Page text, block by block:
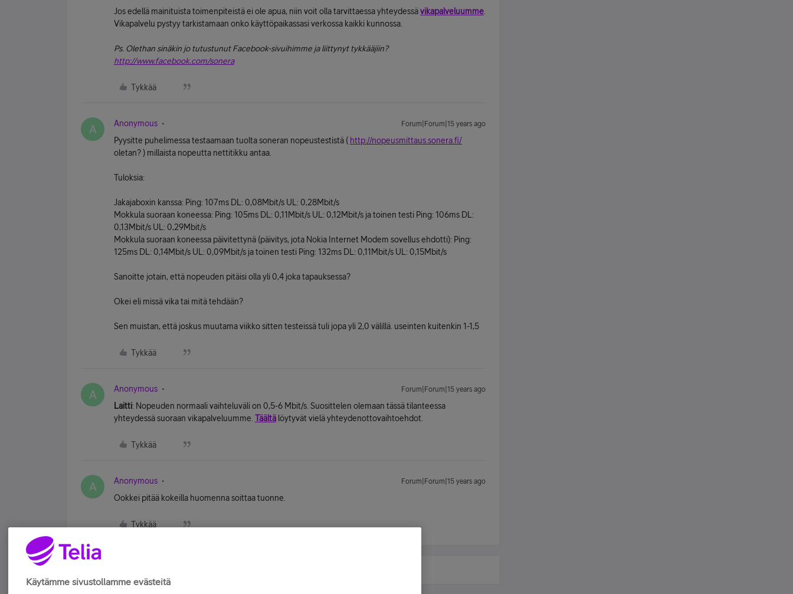
Jos edellä mainituista toimenpiteistä ei ole apua, niin voit olla tarvittaessa yhteydessävikapalveluumme
Vikapalvelu pystyy tarkistamaan onko käyttöpaikassasi verkossa kaikki kunnossa.
Ps. Olethan sinäkin jo tutustunut Facebook-sivuihimme ja liittynyt tykkääjiin?
http://www.facebook.com/sonera
Tykkää
A Anonymous Forum|Forum|15 years ago
Pyysitte puhelimessa testaamaan tuolta soneran nopeustestistä ( http://nopeusmittaus.sonera.fi/
oletan? ) millaista nopeutta nettitikku antaa.
Tuloksia:
Jakajaboxin kanssa: Ping: 107ms DL: 0,08Mbit/s UL: 0,28Mbit/s
Mokkula suoraan koneessa: Ping: 105ms DL: 0,11Mbit/s UL: 0,12Mbit/s ja toinen testi Ping: 106ms DL:
0,13Mbit/s UL: 0,29Mbit/s
Mokkula suoraan koneessa päivitettynä (päivitys, jota Nokia Internet Modem sovellus ehdotti): Ping:
125ms DL: 0,14Mbit/s UL: 0,09Mbit/s ja toinen testi Ping: 132ms DL: 0,11Mbit/s UL: 0,15Mbit/s
Sanoitte jotain, että nopeuden pitäisi olla yli 0,4 joka tapauksessa?
Okei eli missä vika tai mitä tehdään?
Sen muistan, että joskus muutama viikko sitten testeissä tuli jopa yli 2,0 välillä. useinten kuitenkin 1-1,5
Tykkää
A Anonymous Forum|Forum|15 years ago
Laitti: Nopeuden normaali vaihteluväli on 0,5-6 Mbit/s. Suosittelen olemaan tässä tilanteessa
yhteydessä suoraan vikapalveluumme. Täältä löytyvät vielä yhteydenottovaihtoehdot.
Tykkää
A Anonymous Forum|Forum|15 years ago
Ookkei pitää kokeilla huomenna soittaa tuonne.
Tykkää
Käytämme sivustollamme evästeitä